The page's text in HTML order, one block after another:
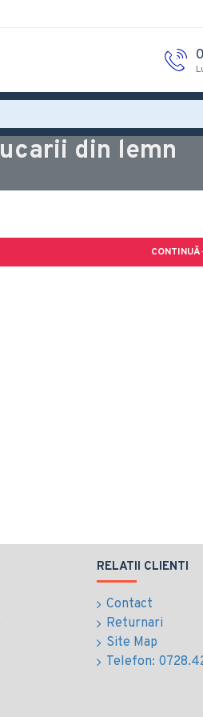
din lemn
CONTINUĂ
RELATII CLIENTI
Contact
Returnari
Site Map
Telefon: